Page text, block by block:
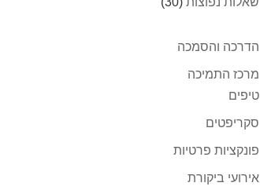
הדרכה והסמכה
מרכז התמיכה
טיפים
סקריפטים
פונקציות פרטיות
אירועי ביקורת